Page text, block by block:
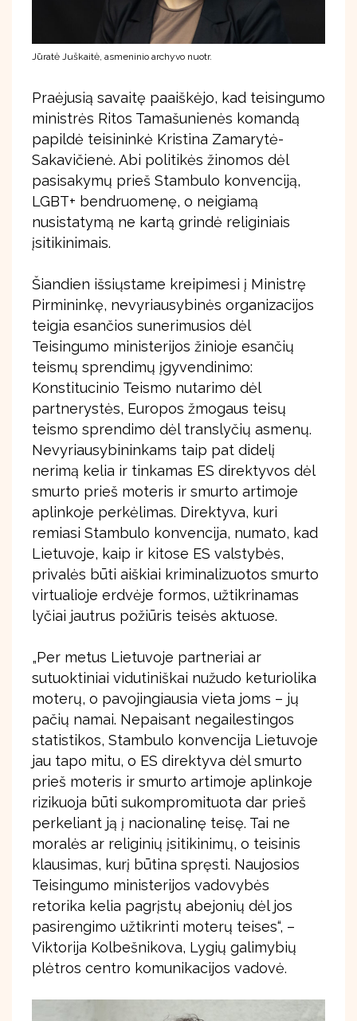
Jūratė Juškaitė, asmeninio archyvo nuotr.
Praėjusią savaitę paaiškėjo, kad teisingumo
ministrės Ritos Tamašunienės komandą
papildė teisininkė Kristina Zamarytė-
Sakavičienė. Abi politikės žinomos dėl
pasisakymų prieš Stambulo konvenciją,
LGBT+ bendruomenę, o neigiamą
nusistatymą ne kartą grindė religiniais
įsitikinimais.
Šiandien išsiųstame kreipimesi į Ministrę
Pirmininkę, nevyriausybinės organizacijos
teigia esančios sunerimusios dėl
Teisingumo ministerijos žinioje esančių
teismų sprendimų įgyvendinimo:
Konstitucinio Teismo nutarimo dėl
partnerystės, Europos žmogaus teisų
teismo sprendimo dėl translyčių asmenų.
Nevyriausybininkams taip pat didelį
nerimą kelia ir tinkamas ES direktyvos dėl
smurto prieš moteris ir smurto artimoje
aplinkoje perkėlimas. Direktyva, kuri
remiasi Stambulo konvencija, numato, kad
Lietuvoje, kaip ir kitose ES valstybės,
privalės būti aiškiai kriminalizuotos smurto
virtualioje erdvėje formos, užtikrinamas
lyčiai jautrus požiūris teisės aktuose.
„Per metus Lietuvoje partneriai ar
sutuoktiniai vidutiniškai nužudo keturiolika
moterų, o pavojingiausia vieta joms – jų
pačių namai. Nepaisant negailestingos
statistikos, Stambulo konvencija Lietuvoje
jau tapo mitu, o ES direktyva dėl smurto
prieš moteris ir smurto artimoje aplinkoje
rizikuoja būti sukompromituota dar prieš
perkeliant ją į nacionalinę teisę. Tai ne
moralės ar religinių įsitikinimų, o teisinis
klausimas, kurį būtina spręsti. Naujosios
Teisingumo ministerijos vadovybės
retorika kelia pagrįstų abejonių dėl jos
pasirengimo užtikrinti moterų teises“, –
Viktorija Kolbešnikova, Lygių galimybių
plėtros centro komunikacijos vadovė.